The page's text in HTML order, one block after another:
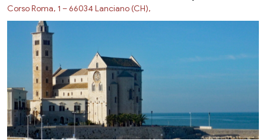
Corso Roma, 1 – 66034 Lanciano (CH),